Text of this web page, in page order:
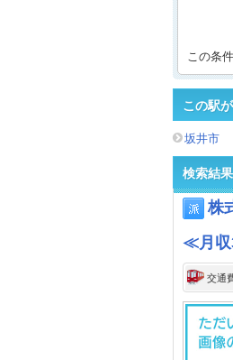
この条
この駅
坂井市
検索結
株
≪月収
交通